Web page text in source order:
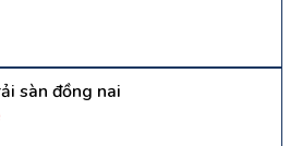
sàn đồng nai